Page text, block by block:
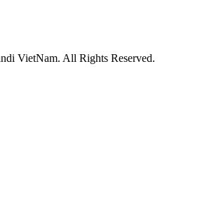
VietNam. All Rights Reserved.